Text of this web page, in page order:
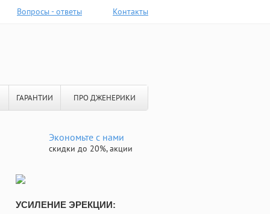
Вопросы - ответы Контакты
ГАРАНТИИ ПРО ДЖЕНЕРИКИ
Экономьте с нами
скидки до 20%, акции
УСИЛЕНИЕ ЭРЕКЦИИ: